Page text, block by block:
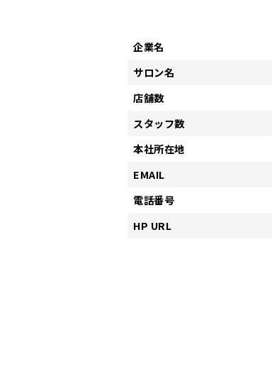
企業名
サロン名
店舗数
スタッフ数
本社所在地
EMAIL
電話番号
HP URL